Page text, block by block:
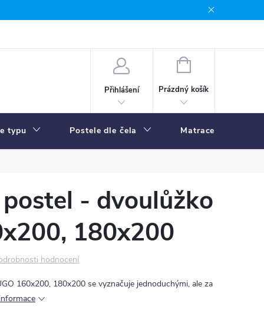
Přihlášení
NÁKUPNÍ
Prázdný košík
typu Postele dle čela Matrace
- dvoulůžko
180x200
hodnocení
160x200, 180x200 se vyznačuje jednoduchými, ale za